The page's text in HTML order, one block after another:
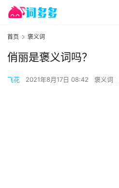
首页 褒义词
俏丽是褒义词吗？
飞花 2021年8月17日 08:42 褒义词